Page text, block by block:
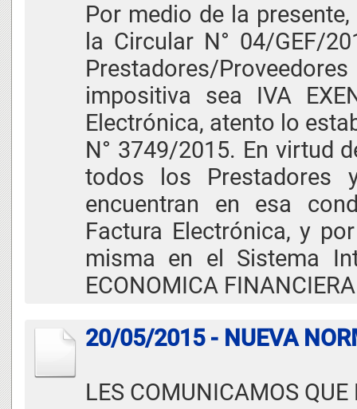
Por medio de la
la Circular N° 04/GEF/
Prestadores/
impositiva sea IVA
Electrónica, atento lo
N° 3749/2015. En virtud
todos los Prestadores
encuentran en esa
Factura Electrónica, y
misma en el Sistema
ECONOMICA FINANCIERA
20/05/2015 - NUEVA
LES COMUNICAMOS